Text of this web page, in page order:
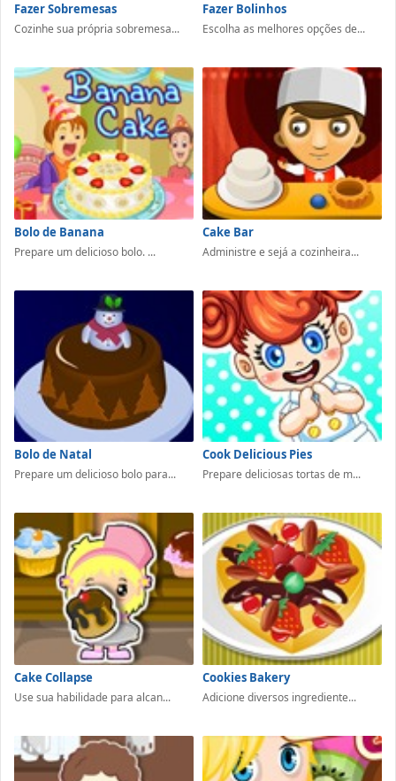
Fazer Sobremesas
Cozinhe sua própria sobremesa...
Fazer Bolinhos
Escolha as melhores opções de...
Bolo de Banana
Prepare um delicioso bolo. ...
Cake Bar
Administre e sejá a cozinheira...
Bolo de Natal
Prepare um delicioso bolo para...
Cook Delicious Pies
Prepare deliciosas tortas de m...
Cake Collapse
Use sua habilidade para alcan...
Cookies Bakery
Adicione diversos ingrediente...